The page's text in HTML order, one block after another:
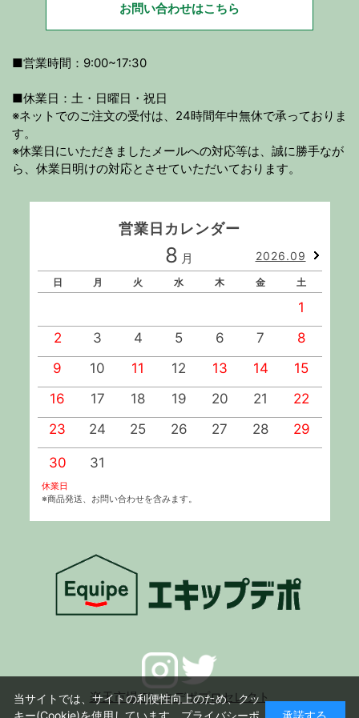
お問い合わせはこちら
■営業時間：9:00~17:30
■休業日：土・日曜日・祝日
※ネットでのご注文の受付は、24時間年中無休で承っておりま
す。
※休業日にいただきましたメールへの対応等は、誠に勝手なが
ら、休業日明けの対応とさせていただいております。
営業日カレンダー
8 月 2026.09
日 月 火 水 木 金 土
1
2
3 4 5 6 7
8
9
10 11 12 13 14
15
16
17 18 19 20 21
22
23
24 25 26 27 28 29
30 31
休業日
※商品発送、お問い合わせを含みます。
楽天市場デンキデポプロセレクト
当サイトでは、サイトの利便性向上のため、クッ